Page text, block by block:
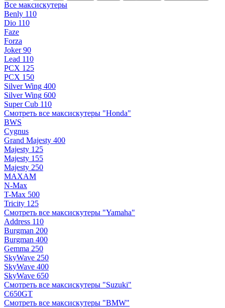
Все максискутеры
Benly 110
Dio 110
Faze
Forza
Joker 90
Lead 110
PCX 125
PCX 150
Silver Wing 400
Silver Wing 600
Super Cub 110
Смотреть все максискутеры "Honda"
BWS
Cygnus
Grand Majesty 400
Majesty 125
Majesty 155
Majesty 250
MAXAM
N-Max
T-Max 500
Tricity 125
Смотреть все максискутеры "Yamaha"
Address 110
Burgman 200
Burgman 400
Gemma 250
SkyWave 250
SkyWave 400
SkyWave 650
Смотреть все максискутеры "Suzuki"
C650GT
Смотреть все максискутеры "BMW"